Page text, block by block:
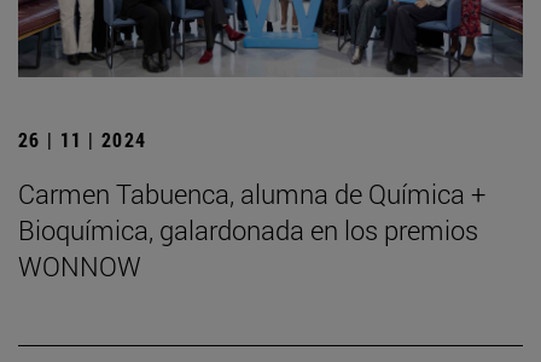
26 | 11 | 2024
Carmen Tabuenca, alumna de Química +
Bioquímica, galardonada en los premios
WONNOW